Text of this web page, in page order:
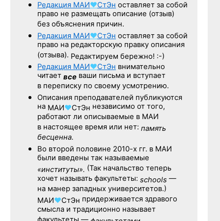
Редакция МАИ♥СтЭн оставляет за собой
право не размещать описание (отзыв)
без объяснения причин.
Редакция МАИ♥СтЭн оставляет за собой
право на редакторскую правку описания
(отзыва). Редактируем бережно! :-)
Редакция МАИ♥СтЭн внимательно
читает все ваши письма и вступает
в переписку по своему усмотрению.
Описания преподавателей публикуются
на МАИ♥СтЭн независимо от того,
работают ли описываемые в МАИ
в настоящее время или нет: память
бесценна.
Во второй половине 2010-х гг. в МАИ
были введены так называемые
«институты». (Так начальство теперь
хочет называть факультеты: schools —
на манер западных университетов.)
МАИ♥СтЭн придерживается здравого
смысла и традиционно называет